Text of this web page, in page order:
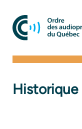
Historique